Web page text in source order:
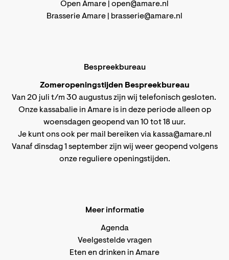
Open Amare | open@amare.nl
Brasserie Amare |
brasserie@amare.nl
Bespreekbureau
Zomeropeningstijden Bespreekbureau
Van 20 juli t/m 30 augustus zijn wij telefonisch gesloten.
Onze kassabalie in Amare is in deze periode alleen op
woensdagen geopend van 10 tot 18 uur.
Je kunt ons ook per mail bereiken via kassa@amare.nl
Vanaf dinsdag 1 september zijn wij weer geopend volgens
onze reguliere openingstijden.
Meer informatie
Agenda
Veelgestelde vragen
Eten en drinken in Amare